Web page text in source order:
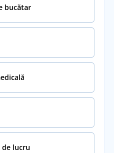
bucătar
lucru